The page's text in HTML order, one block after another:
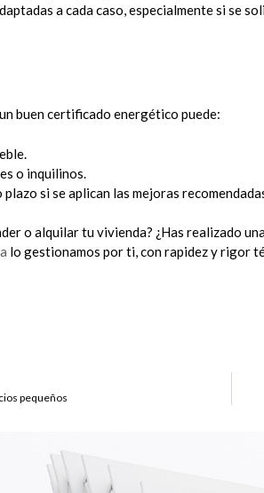
a cada caso, especialmente si se
buen certificado energético puede:
o inquilinos.
si se aplican las mejoras
o alquilar tu vivienda? ¿Has realizado
lo gestionamos por ti, con rapidez y rigor
pequeños